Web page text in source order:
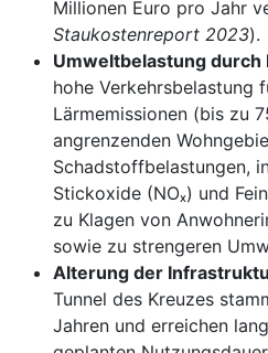
Millionen Euro pro Jahr
Staukostenreport 2023).
Umweltbelastung durch
hohe Verkehrsbelastung
Lärmemissionen (bis zu
angrenzenden
Schadstoffbelastungen,
Stickoxide (NOₓ) und
zu Klagen von
sowie zu strengeren
Alterung der
Tunnel des Kreuzes
Jahren und erreichen